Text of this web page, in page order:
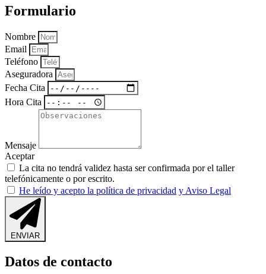
Formulario
Nombre
Email
Teléfono
Aseguradora
Fecha Cita
Hora Cita
Mensaje
Aceptar
La cita no tendrá validez hasta ser confirmada por el taller
telefónicamente o por escrito.
He leído y acepto la política de privacidad y Aviso Legal
ENVIAR
Datos de contacto